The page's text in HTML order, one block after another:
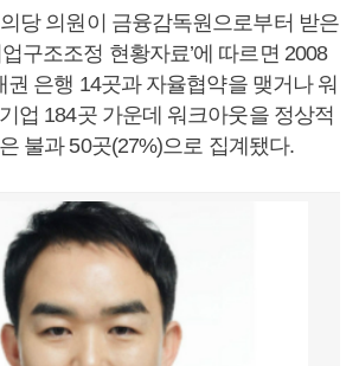
당 의원이 금융감독원으로부터 받은
구조조정 현황자료’에 따르면 2008
권 은행 14곳과 자율협약을 맺거나 워
업 184곳 가운데 워크아웃을 정상적
불과 50곳(27%)으로 집계됐다.